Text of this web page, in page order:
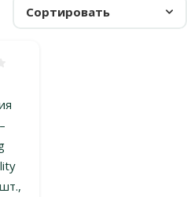
Сортировать